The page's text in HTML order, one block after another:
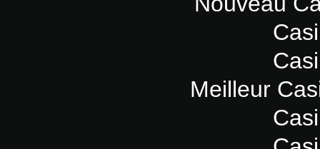
Meilleur